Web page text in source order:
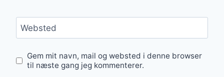
Websted
Gem mit navn, mail og websted i denne browser
til næste gang jeg kommenterer.